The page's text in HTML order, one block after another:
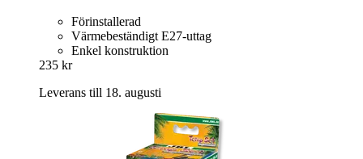
Förinstallerad
Värmebeständigt E27-uttag
Enkel konstruktion
235 kr
Leverans till 18. augusti